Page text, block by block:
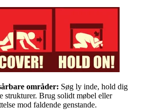
områder: Søg ly inde, hold dig
strukturer. Brug solidt møbel eller
mod faldende genstande.